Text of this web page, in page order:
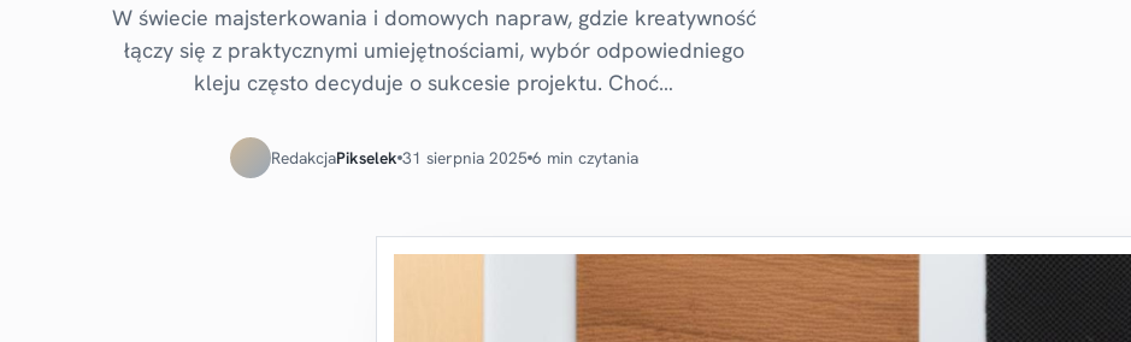
W świecie majsterkowania i domowych napraw, gdzie kreatywność
łączy się z praktycznymi umiejętnościami, wybór odpowiedniego
kleju często decyduje o sukcesie projektu. Choć…
RedakcjaPikselek 31 sierpnia 2025 6 min czytania